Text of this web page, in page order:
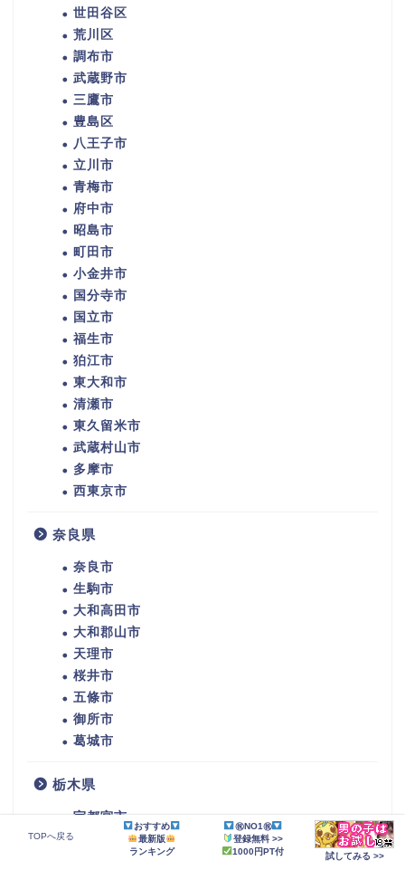
世田谷区
荒川区
調布市
武蔵野市
三鷹市
豊島区
八王子市
立川市
青梅市
府中市
昭島市
町田市
小金井市
国分寺市
国立市
福生市
狛江市
東大和市
清瀬市
東久留米市
武蔵村山市
多摩市
西東京市
奈良県
奈良市
生駒市
大和高田市
大和郡山市
天理市
桜井市
五條市
御所市
葛城市
栃木県
宇都宮市
TOPへ戻る
おすすめ
最新版
ランキング
㊗NO1㊗
登録無料 >>
1000円PT付
試してみる >>